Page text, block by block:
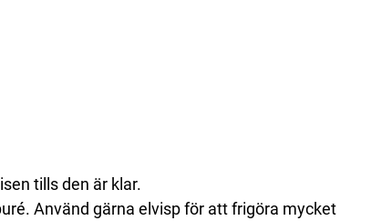
tills den är klar.
Använd gärna elvisp för att frigöra mycket